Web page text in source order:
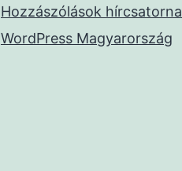
Hozzászólások hírcsatorna
WordPress Magyarország